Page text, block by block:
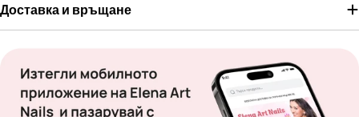
Доставка и връщане